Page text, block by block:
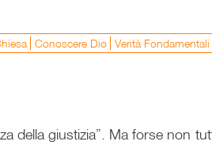
Conoscere Dio Verità Fondamentali
della giustizia”. Ma forse non